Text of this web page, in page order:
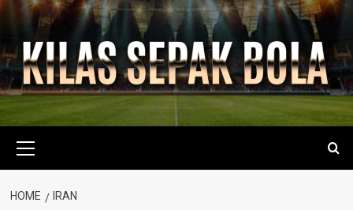
Skip
content
Menu
HOME IRAN